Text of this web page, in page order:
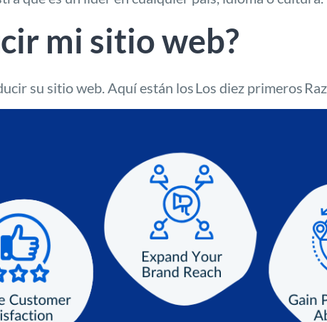
mi sitio web?
su sitio web. Aquí están losLos diez primeros